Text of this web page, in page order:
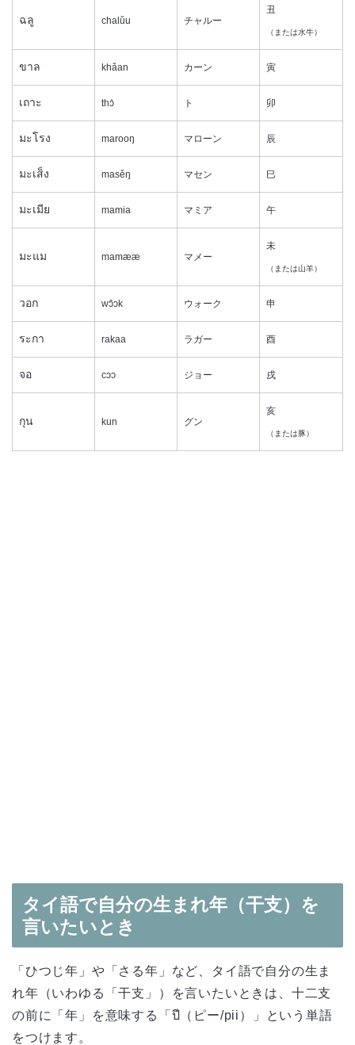
ฉลู chalǔu チャルー
丑
（または水牛）
ขาล khǎan カーン 寅
เถาะ thɔ̀ ト 卯
มะโรง marooŋ マローン 辰
มะเส็ง masěŋ マセン 巳
มะเมีย mamia マミア 午
มะแม mamææ マメー
未
（または山羊）
วอก wɔ̂ɔk ウォーク 申
ระกา rakaa ラガー 酉
จอ cɔɔ ジョー 戌
กุน kun グン
亥
（または豚）
タイ語で自分の生まれ年（干支）を
言いたいとき
「ひつじ年」や「さる年」など、タイ語で自分の生ま
れ年（いわゆる「干支」）を言いたいときは、十二支
の前に「年」を意味する「ปี（ピー/pii）」という単語
をつけます。